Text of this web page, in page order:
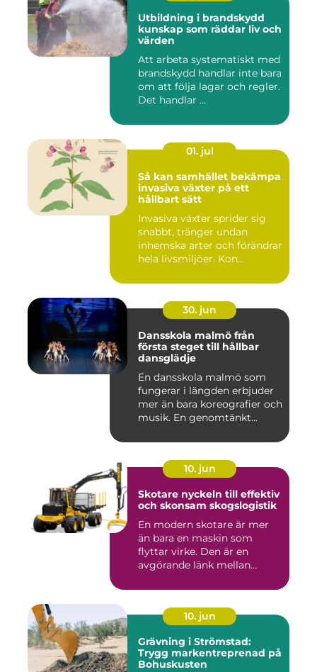
Utbildning i brandskydd
kunskap som räddar liv och
värden
Att arbeta systematiskt med
brandskydd handlar inte bara
om att följa lagar och regler.
Det handlar ...
01. jul
Så kan samhället bekämpa
invasiva växter på ett
hållbart sätt
Invasiva växter sprider sig
snabbt, tränger undan
inhemska arter och förändrar
hela livsmiljöer. Kon...
30. jun
Dansskola malmö från
första steget till hållbar
dansglädje
En dansskola malmö som
fungerar i längden erbjuder
mer än bara koreografier och
musik. En genomtänkt...
10. jun
Skotare nyckeln till effektiv
och skonsam skogslogistik
En modern skotare är mer
än bara en maskin som
flyttar virke. Den är en
avgörande länk mellan
10. jun
Grävning i Strömstad:
Trygg markentreprenad på
Bohuskusten